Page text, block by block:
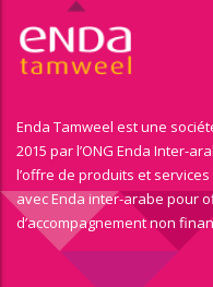
Enda Tamweel est une
2015 par l’ONG Enda Inter-
l’offre de produits et
avec Enda inter-arabe pour
d’accompagnement non